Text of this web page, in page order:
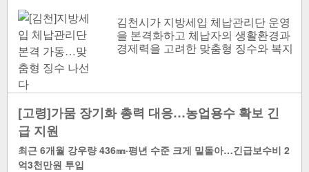
김천시가 지방세입 체납관리단 운영
을 본격화하고 체납자의 생활환경과
경제력을 고려한 맞춤형 징수와 복지
[고령]가뭄 장기화 총력 대응…농업용수 확보 긴
급 지원
최근 6개월 강우량 436㎜·평년 수준 크게 밑돌아…긴급보수비 2
억3천만원 투입